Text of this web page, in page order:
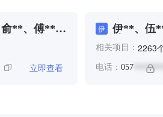
**、傅**、
**、浙**、
**
立即查看
伊
伊**、伍
宋**、张
**、朱**
相关项目： 2263
电话： 057